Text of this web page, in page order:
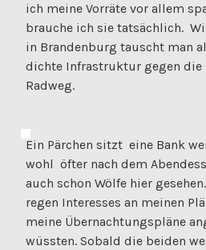
ich meine Vorräte vor allem
brauche ich sie tatsächlich.
in Brandenburg tauscht man
dichte Infrastruktur gegen die
Radweg.
Ein Pärchen sitzt eine Bank
wohl öfter nach dem
auch schon Wölfe hier
regen Interesses an meinen
meine Übernachtungspläne
wüssten. Sobald die beiden